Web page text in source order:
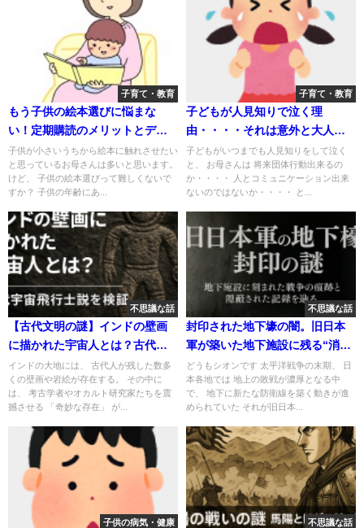
子育て・教育
もう子供の絵本選びに悩まな
い！定期購読のメリットとデメ
リットを解説！どんな定期購読
があるか紹介！
子供が小さいうちから絵本に触れさせたい
と思っているお母さんは多いと思います。
けど、 子供の絵本選びって難しくないで
すか？ 子供の年齢にあ...
子育て・教育
子どもが人見知りで泣く理
由・・・・それは意外と大人と
同じ想いからかも。
子どもがいつまでも人見知りをして泣く
と、 お母さんは 将来団体行動出来るの
か・・・・ 人とコミュニケーション出来
ないのではないか・・・・ と...
不思議な話
【古代文明の謎】インドの壁画
に描かれた宇宙人とは？古代宇
宙飛行士説を検証
インドの大地には、 古代人が残した数多
くの壁画や岩絵が存在する。 その中に
は、 考古学者やオカルト研究家たちを震
撼させる 「奇妙な存在」 が...
不思議な話
封印された地下壕の闇。旧日本
軍が築いた地下施設に残る“消え
た記録”と今も続く禁忌の真実
どうもシオンです 太平洋戦争の末期、 日
本各地では 地上の敗戦が濃厚となる中
で、 地下に新たな防衛線を築く動きが進
められていた それが旧日本...
子供の病気・健康 不思議な話